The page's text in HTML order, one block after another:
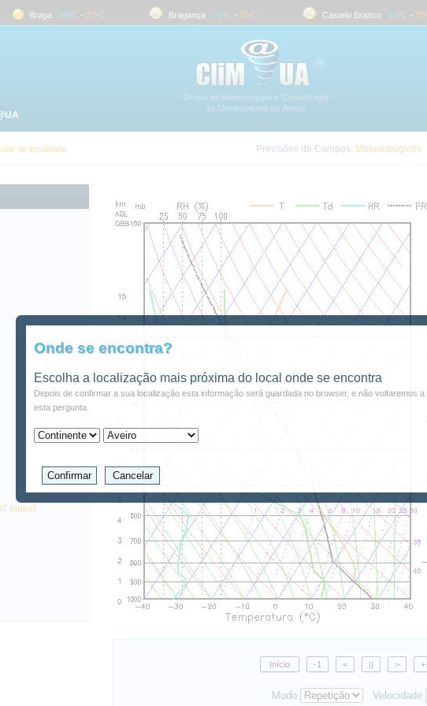
Braga 18ºC 27ºC Bragança 14ºC 31ºC Castelo Branco 13ºC 33ºC
de localidade Previsões de Campos: Meteorológicos
Index)
Modo Velocidade
Onde se encontra?
Escolha a localização mais próxima do local onde se encontra
Depois de confirmar a sua localização esta informação será guardada no browser, e não voltaremos a
esta pergunta.